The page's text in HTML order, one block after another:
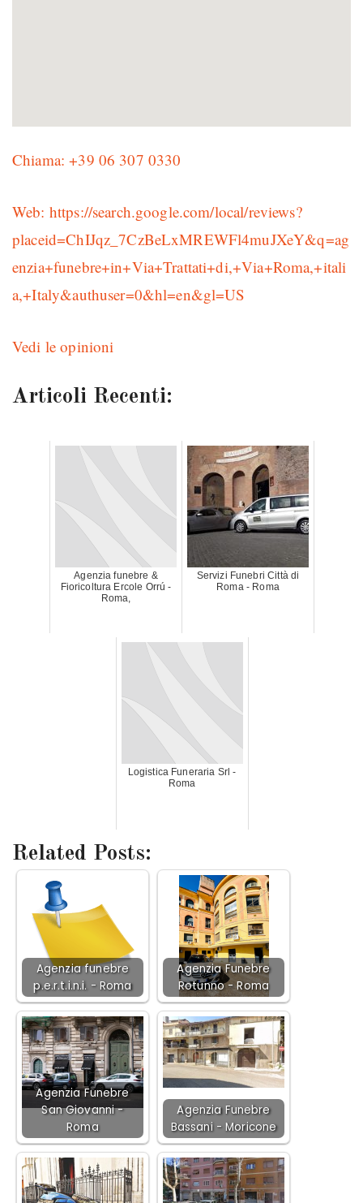
Chiama: +39 06 307 0330
Web: https://search.google.com/local/reviews?
placeid=ChIJqz_7CzBeLxMREWFl4muJXeY&q=ag
enzia+funebre+in+Via+Trattati+di,+Via+Roma,+itali
a,+Italy&authuser=0&hl=en&gl=US
Vedi le opinioni
Articoli Recenti:
Agenzia funebre &
Fioricoltura Ercole Orrú -
Roma,
Servizi Funebri Città di
Roma - Roma
Logistica Funeraria Srl -
Roma
Related Posts:
Agenzia funebre
p.e.r.t.i.n.i. - Roma
Agenzia Funebre
Rotunno - Roma
Agenzia Funebre
San Giovanni -
Roma
Agenzia Funebre
Bassani - Moricone